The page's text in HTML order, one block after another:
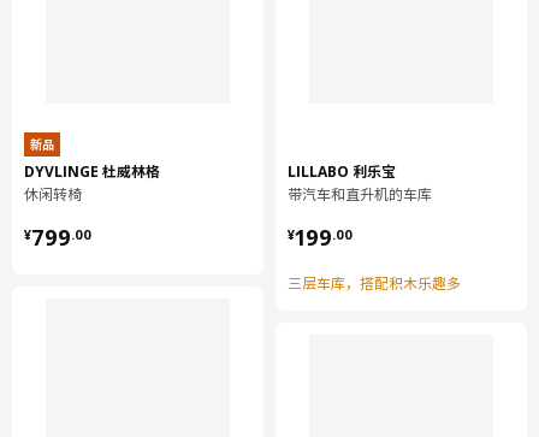
新品
DYVLINGE 杜威林格
休闲转椅
¥799.00
¥ 799.00
LILLABO 利乐宝
带汽车和直升机的车库
¥199.00
¥ 199.00
三层车库，搭配积木乐趣多